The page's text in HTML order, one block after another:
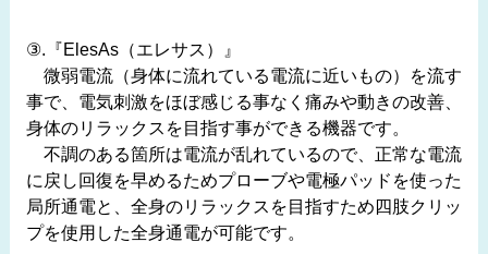
③.『ElesAs（エレサス）』
微弱電流（身体に流れている電流に近いもの）を流す
事で、電気刺激をほぼ感じる事なく痛みや動きの改善、
身体のリラックスを目指す事ができる機器です。
不調のある箇所は電流が乱れているので、正常な電流
に戻し回復を早めるためプローブや電極パッドを使った
局所通電と、全身のリラックスを目指すため四肢クリッ
プを使用した全身通電が可能です。